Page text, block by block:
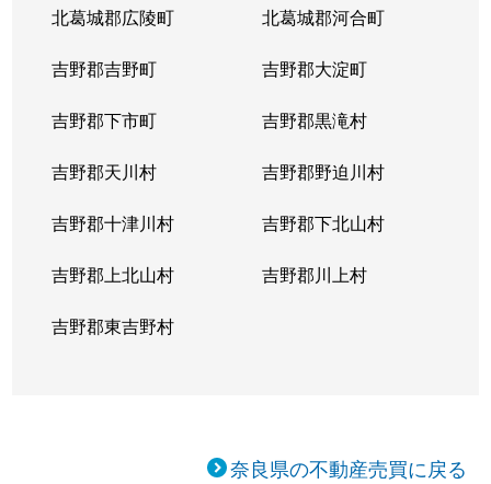
北葛城郡広陵町 北葛城郡河合町
吉野郡吉野町 吉野郡大淀町
吉野郡下市町 吉野郡黒滝村
吉野郡天川村 吉野郡野迫川村
吉野郡十津川村 吉野郡下北山村
吉野郡上北山村 吉野郡川上村
吉野郡東吉野村
奈良県の不動産売買に戻る